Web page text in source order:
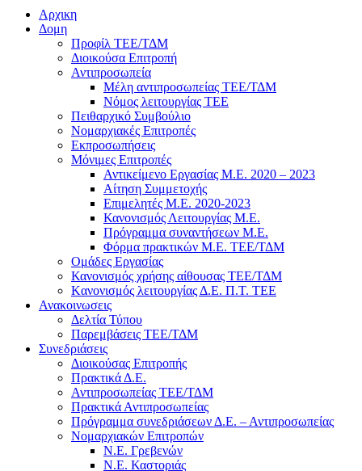
Αρχικη
Δομη
Προφίλ ΤΕΕ/ΤΔΜ
Διοικούσα Επιτροπή
Αντιπροσωπεία
Μέλη αντιπροσωπείας ΤΕΕ/ΤΔΜ
Νόμος λειτουργίας ΤΕΕ
Πειθαρχικό Συμβούλιο
Νομαρχιακές Επιτροπές
Εκπροσωπήσεις
Μόνιμες Επιτροπές
Αντικείμενο Εργασίας Μ.Ε. 2020 – 2023
Αίτηση Συμμετοχής
Επιμελητές Μ.Ε. 2020-2023
Κανονισμός Λειτουργίας Μ.Ε.
Πρόγραμμα συναντήσεων M.E.
Φόρμα πρακτικών Μ.Ε. ΤΕΕ/ΤΔΜ
Ομάδες Εργασίας
Κανονισμός χρήσης αίθουσας ΤΕΕ/ΤΔΜ
Kανονισμός λειτουργίας Δ.Ε. Π.Τ. ΤΕΕ
Ανακοινωσεις
Δελτία Τύπου
Παρεμβάσεις ΤΕΕ/ΤΔΜ
Συνεδριάσεις
Διοικούσας Επιτροπής
Πρακτικά Δ.Ε.
Αντιπροσωπείας ΤΕΕ/ΤΔΜ
Πρακτικά Αντιπροσωπείας
Πρόγραμμα συνεδριάσεων Δ.Ε. – Αντιπροσωπείας
Νομαρχιακών Επιτροπών
Ν.Ε. Γρεβενών
Ν.Ε. Καστοριάς